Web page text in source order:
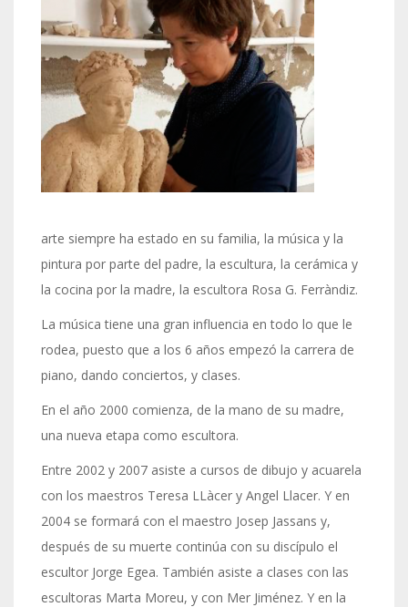
arte siempre ha estado en su familia, la música y la
pintura por parte del padre, la escultura, la cerámica y
la cocina por la madre, la escultora Rosa G. Ferràndiz.
La música tiene una gran influencia en todo lo que le
rodea, puesto que a los 6 años empezó la carrera de
piano, dando conciertos, y clases.
En el año 2000 comienza, de la mano de su madre,
una nueva etapa como escultora.
Entre 2002 y 2007 asiste a cursos de dibujo y acuarela
con los maestros Teresa LLàcer y Angel Llacer. Y en
2004 se formará con el maestro Josep Jassans y,
después de su muerte continúa con su discípulo el
escultor Jorge Egea. También asiste a clases con las
escultoras Marta Moreu, y con Mer Jiménez. Y en la